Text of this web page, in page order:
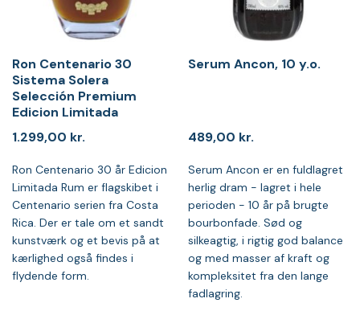
Ron Centenario 30
Sistema Solera
Selección Premium
Edicion Limitada
1.299,00 kr.
Ron Centenario 30 år Edicion
Limitada Rum er flagskibet i
Centenario serien fra Costa
Rica. Der er tale om et sandt
kunstværk og et bevis på at
kærlighed også findes i
flydende form.
Serum Ancon, 10 y.o.
489,00 kr.
Serum Ancon er en fuldlagret
herlig dram - lagret i hele
perioden - 10 år på brugte
bourbonfade. Sød og
silkeagtig, i rigtig god balance
og med masser af kraft og
kompleksitet fra den lange
fadlagring.